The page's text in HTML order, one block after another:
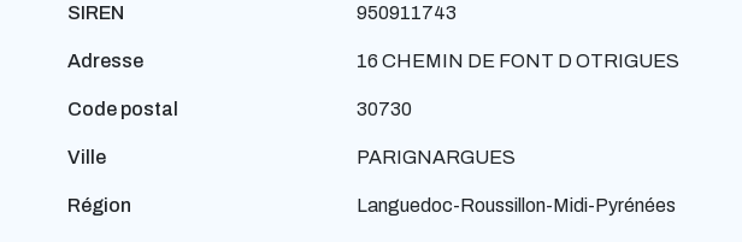
SIREN 950911743
Adresse 16 CHEMIN DE FONT D OTRIGUES
Code postal 30730
Ville PARIGNARGUES
Région Languedoc-Roussillon-Midi-Pyrénées